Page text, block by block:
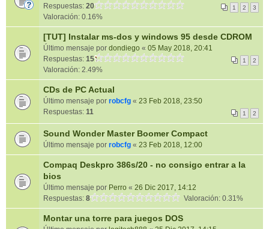
Respuestas: 20 1 2 3
Valoración: 0.16%
[TUT] Instalar ms-dos y windows 95 desde CDROM
Último mensaje por dondiego « 05 May 2018, 20:41
Respuestas: 15 1 2
Valoración: 2.49%
CDs de PC Actual
Último mensaje por robcfg « 23 Feb 2018, 23:50
Respuestas: 11 1 2
Sound Wonder Master Boomer Compact
Último mensaje por robcfg « 23 Feb 2018, 12:00
Compaq Deskpro 386s/20 - no consigo entrar a la
bios
Último mensaje por Perro « 26 Dic 2017, 14:12
Respuestas: 8 Valoración: 0.31%
Montar una torre para juegos DOS